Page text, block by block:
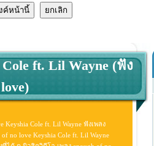
Cole ft. Lil Wayne (ฟัง
Keyshia Cole ft. Lil Wayne ฟังเพลง
no love Keyshia Cole ft. Lil Wayne